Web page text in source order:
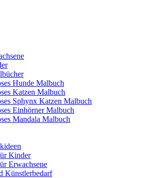
Hunde Malbuch
Katzen Malbuch
Sphynx Katzen Malbuch
Einhörner Malbuch
Mandala Malbuch
Kinder
Erwachsene
Künstlerbedarf